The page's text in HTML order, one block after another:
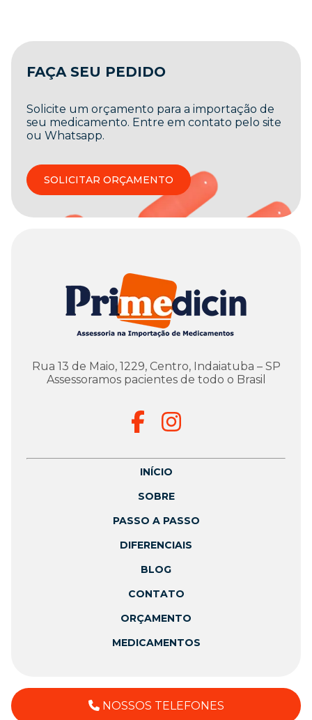
FAÇA SEU PEDIDO
Solicite um orçamento para a importação de
seu medicamento. Entre em contato pelo site
ou Whatsapp.
SOLICITAR ORÇAMENTO
Rua 13 de Maio, 1229, Centro, Indaiatuba – SP
Assessoramos pacientes de todo o Brasil
INÍCIO
SOBRE
PASSO A PASSO
DIFERENCIAIS
BLOG
CONTATO
ORÇAMENTO
MEDICAMENTOS
NOSSOS TELEFONES